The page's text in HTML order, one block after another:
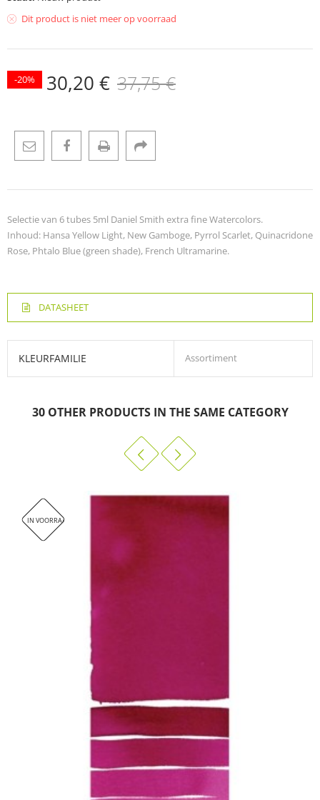
Dit product is niet meer op voorraad
30,20 € 37,75 €
-20%
Selectie van 6 tubes 5ml Daniel Smith extra fine Watercolors.
Inhoud: Hansa Yellow Light, New Gamboge, Pyrrol Scarlet, Quinacridone
Rose, Phtalo Blue (green shade), French Ultramarine.
DATASHEET
KLEURFAMILIE Assortiment
30 OTHER PRODUCTS IN THE SAME CATEGORY
IN VOORRAAD